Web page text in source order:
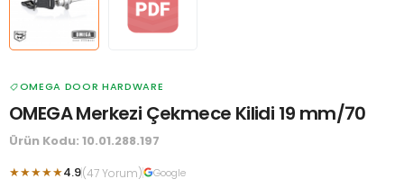
OMEGA DOOR HARDWARE
OMEGA Merkezi Çekmece Kilidi 19 mm/70
Ürün Kodu: 10.01.288.197
★★★★★4.9(47 Yorum) Google